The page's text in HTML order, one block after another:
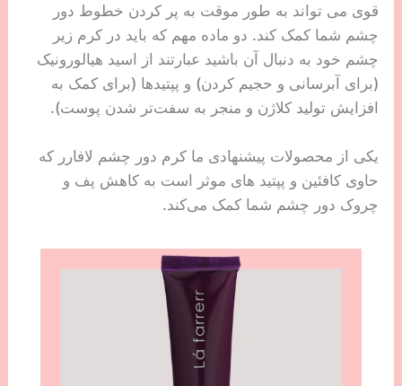
قوی می تواند به طور موقت به پر کردن خطوط دور
چشم شما کمک کند. دو ماده مهم که باید در کرم زیر
چشم خود به دنبال آن باشید عبارتند از اسید هیالورونیک
(برای آبرسانی و حجیم کردن) و پپتیدها (برای کمک به
افزایش تولید کلاژن و منجر به سفت‌تر شدن پوست).
یکی از محصولات پیشنهادی ما کرم دور چشم لافارر که
حاوی کافئین و پپتید های موثر است به کاهش پف و
چروک دور چشم شما کمک می‌کند.